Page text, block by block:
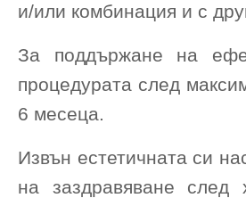
и/или комбинация и с
За поддържане на
процедурата след
6 месеца.
Извън естетичната си
на заздравяване след